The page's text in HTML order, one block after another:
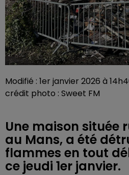
Modifié : 1er janvier 2026 à
crédit photo : Sweet FM
Une maison située
au Mans, a été
flammes en tout
ce jeudi 1er janvier.